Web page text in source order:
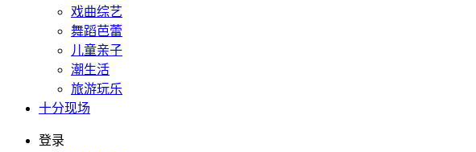
戏曲综艺
舞蹈芭蕾
儿童亲子
潮生活
旅游玩乐
十分现场
登录